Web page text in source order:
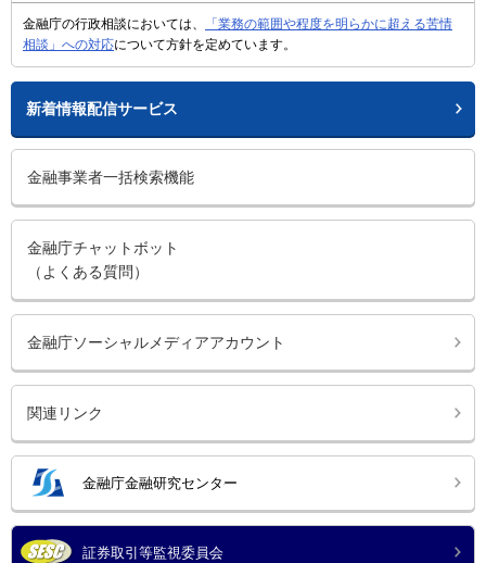
金融庁の行政相談においては、
「業務の範囲や程度を明らかに超える苦情
相談」への対応について方針を定めています。
新着情報配信サービス
金融事業者一括検索機能
金融庁チャットボット
（よくある質問）
金融庁ソーシャルメディアアカウント
関連リンク
金融庁金融研究センター
証券取引等監視委員会